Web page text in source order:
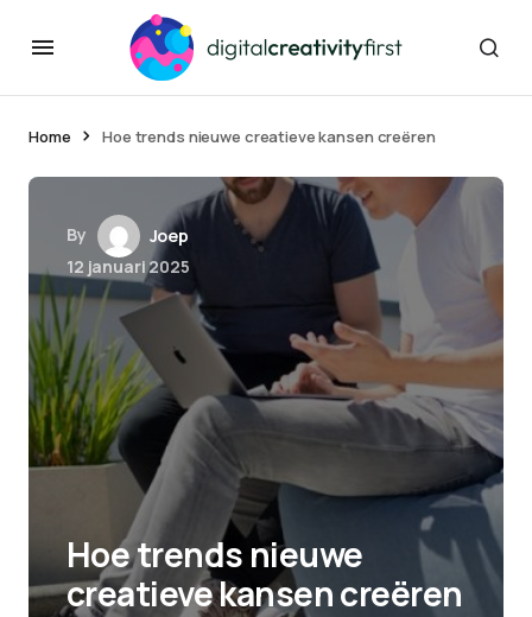
Home Hoe trends nieuwe creatieve kansen creëren
By
Joep
12 januari 2025
Hoe trends nieuwe
creatieve kansen creëren